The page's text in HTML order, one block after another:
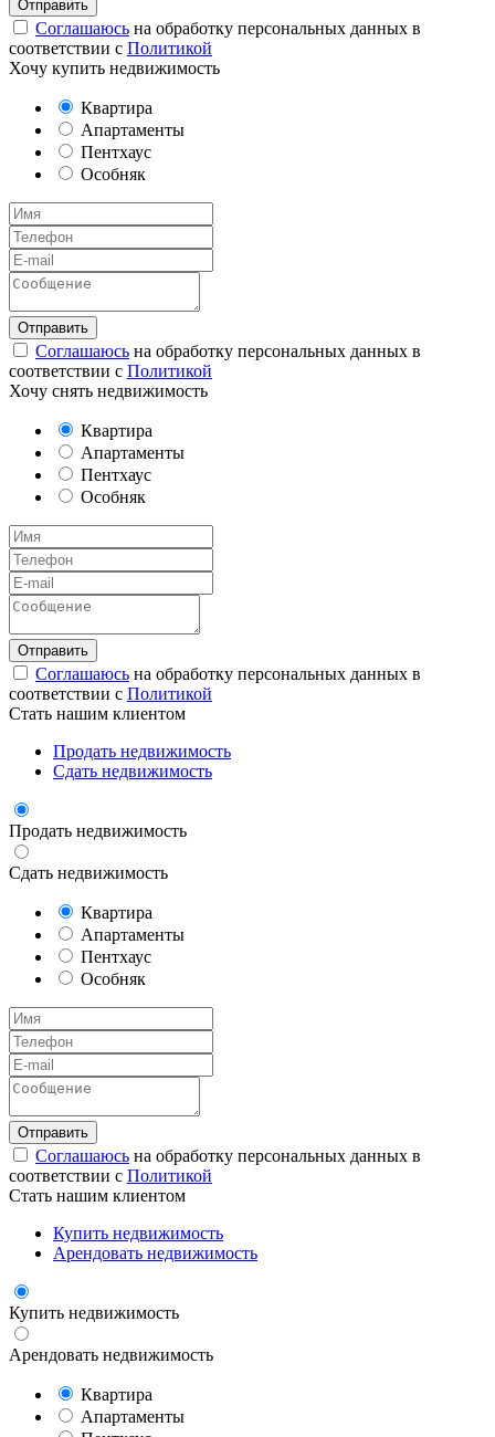
Соглашаюсь на обработку персональных данных в
соответствии с Политикой
Хочу купить недвижимость
Квартира
Апартаменты
Пентхаус
Особняк
Соглашаюсь на обработку персональных данных в
соответствии с Политикой
Хочу снять недвижимость
Квартира
Апартаменты
Пентхаус
Особняк
Соглашаюсь на обработку персональных данных в
соответствии с Политикой
Стать нашим клиентом
Продать недвижимость
Сдать недвижимость
Продать недвижимость
Сдать недвижимость
Квартира
Апартаменты
Пентхаус
Особняк
Соглашаюсь на обработку персональных данных в
соответствии с Политикой
Стать нашим клиентом
Купить недвижимость
Арендовать недвижимость
Купить недвижимость
Арендовать недвижимость
Квартира
Апартаменты